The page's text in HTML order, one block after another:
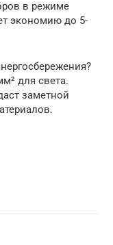
в режиме
экономию до 5-
для света.
заметной